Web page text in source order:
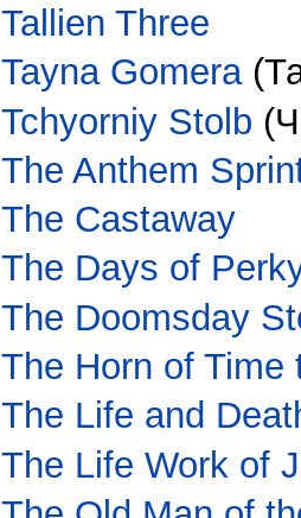
Tallien Three
Tayna Gomera
Tchyorniy Stolb
The Anthem
The Castaway
The Days of
The Doomsday
The Horn of Time
The Life and
The Life Work of